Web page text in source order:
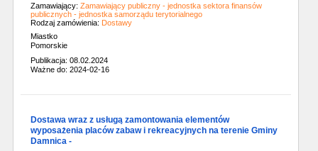
Zamawiający: Zamawiający publiczny - jednostka sektora finansów
publicznych - jednostka samorządu terytorialnego
Rodzaj zamówienia: Dostawy
Miastko
Pomorskie
Publikacja: 08.02.2024
Ważne do: 2024-02-16
Dostawa wraz z usługą zamontowania elementów
wyposażenia placów zabaw i rekreacyjnych na terenie Gminy
Damnica -